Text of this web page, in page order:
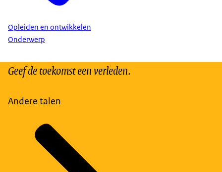
Opleiden en ontwikkelen
Onderwerp
Geef de toekomst een verleden.
Andere talen